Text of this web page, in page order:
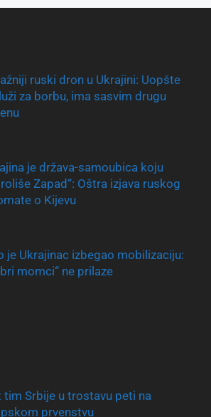
ruski dron u Ukrajini: Uopšte
za borbu, ima sasvim drugu
je država-samoubica koju
Zapad“: Oštra izjava ruskog
o Kijevu
je Ukrajinac izbegao mobilizaciju:
momci“ ne prilaze
tim Srbije u trostavu peti na
prvenstvu